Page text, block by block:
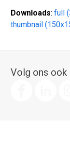
Downloads:full
thumbnail
Volg ons ook